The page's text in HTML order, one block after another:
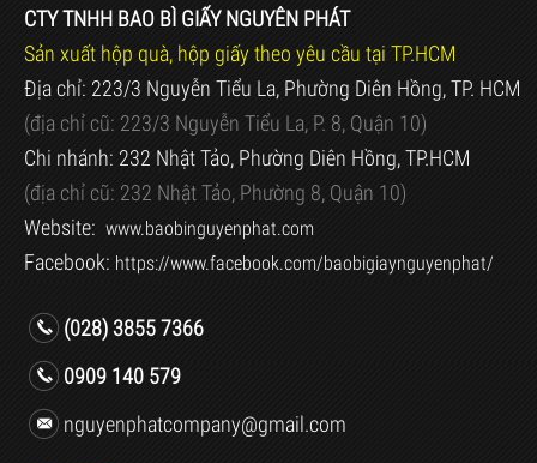
CTY TNHH BAO BÌ GIẤY NGUYÊN PHÁT
Sản xuất hộp quà, hộp giấy theo yêu cầu tại TP.HCM
Địa chỉ: 223/3 Nguyễn Tiểu La, Phường Diên Hồng, TP. HCM
(địa chỉ cũ: 223/3 Nguyễn Tiểu La, P. 8, Quận 10)
Chi nhánh: 232 Nhật Tảo, Phường Diên Hồng, TP.HCM
(địa chỉ cũ: 232 Nhật Tảo, Phường 8, Quận 10)
Website: www.baobinguyenphat.com
Facebook: https://www.facebook.com/baobigiaynguyenphat/
(028) 3855 7366
0909 140 579
nguyenphatcompany@gmail.com